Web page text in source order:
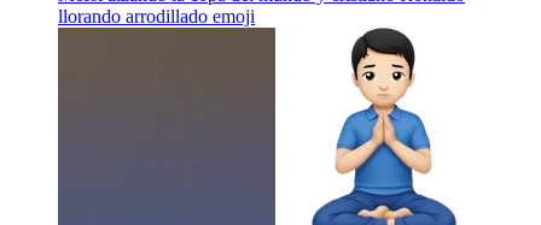
llorando arrodillado emoji